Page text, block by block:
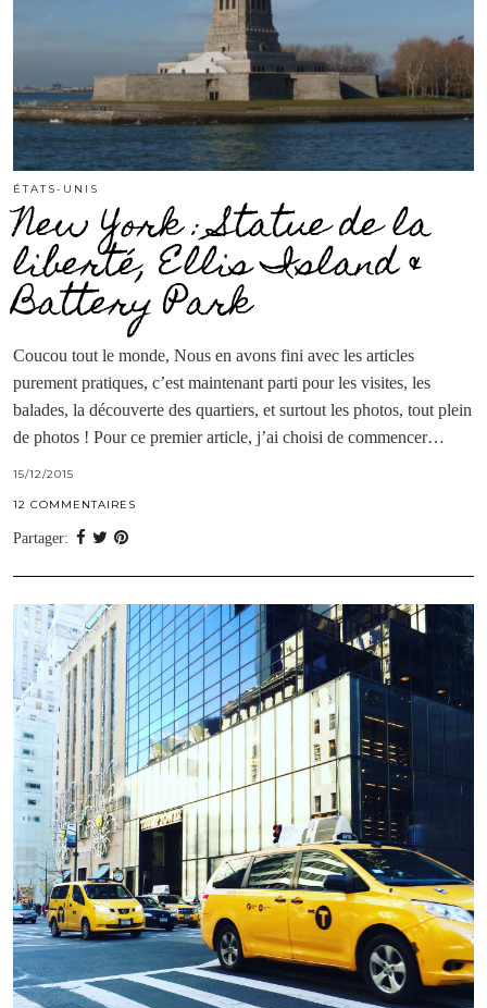
ÉTATS-UNIS
New York : Statue de la
liberté, Ellis Island &
Battery Park
Coucou tout le monde, Nous en avons fini avec les articles
purement pratiques, c’est maintenant parti pour les visites, les
balades, la découverte des quartiers, et surtout les photos, tout plein
de photos ! Pour ce premier article, j’ai choisi de commencer…
15/12/2015
12 COMMENTAIRES
Partager: